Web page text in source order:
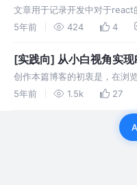
文章用于记录开发中对于
components 和 hooks ，摒
5年前 424 4
[实践向] 从小白视角实
架构
创作本篇博客的初衷是，在浏
https://pomb.us/build-your-
实现了一套react的简易版本，
react工作原理。但是苦于只有
5年前 1.5k 27